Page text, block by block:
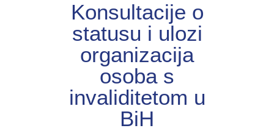
Konsultacije o
statusu i ulozi
organizacija
osoba s
invaliditetom u
BiH